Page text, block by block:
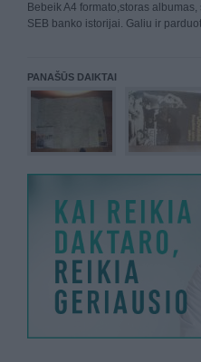
Bebeik A4 formato,storas
SEB banko istorijai. Galiu ir
PANAŠŪS DAIKTAI